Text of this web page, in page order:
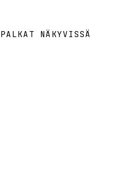
NÄKYVISSÄ